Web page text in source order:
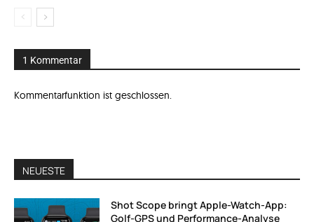
1 Kommentar
Kommentarfunktion ist geschlossen.
NEUESTE
Shot Scope bringt Apple-Watch-App:
Golf-GPS und Performance-Analyse